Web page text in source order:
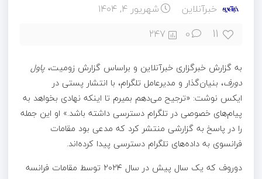
خبرآنلاین شهریور ۴, ۱۴۰۴
11
0
247
به گزارش خبرگزاری خبرآنلاین و براساس گزارش زومیت، پاول
دورف، بنیان‌گذار و مدیرعامل تلگرام، با انتشار پستی در
ایکس نوشت: «ترجیح می‌دهم بمیرم تا اینکه نهادی بخواهد به
پیام‌های خصوصی در تلگرام دسترسی داشته باشد.» او این جمله
را در پاسخ به گزارشی منتشر کرد که مدعی بود مقامات
فرانسوی به داده‌های تلگرام دسترسی پیدا کرده‌اند.
دوروف که یک سال پیش در سال ۲۰۲۴ توسط مقامات فرانسه